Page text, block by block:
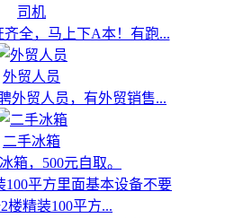
司机
全，马上下A本！有跑...
外贸人员
外贸人员，有外贸销售...
二手冰箱
箱，500元自取。
楼精装100平方...